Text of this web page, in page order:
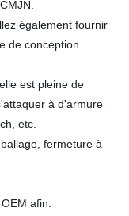
également fournir
de conception
est pleine de
à d'armure
etc.
fermeture à
afin.